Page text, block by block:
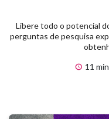
Libere todo o potencial
perguntas de pesquisa
11